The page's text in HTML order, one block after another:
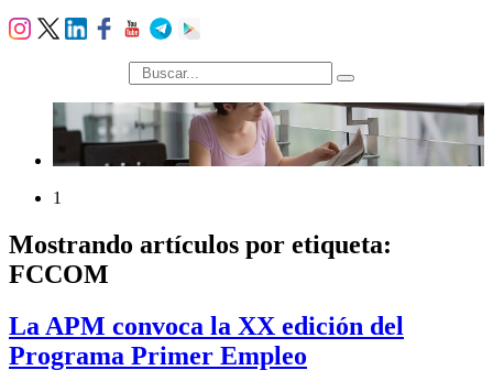
búsqueda
1
Mostrando artículos por etiqueta:
FCCOM
La APM convoca la XX edición del
Programa Primer Empleo